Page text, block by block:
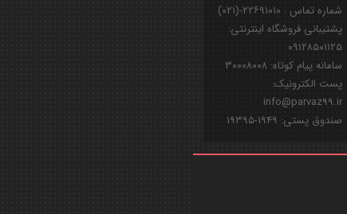
شماره تماس : ۲۲۶۹۱۰۱۰-(۰۲۱)
پشتیبانی فروشگاه اینترنتی:
۰۹۱۲۸۵۰۱۱۲۵
سامانه پیام کوتاه: ۳۰۰۰۸۰۰۸
پست الکترونیک:
info@parvaz99.ir
صندوق پستی: ۱۹۴۹-۱۹۳۹۵